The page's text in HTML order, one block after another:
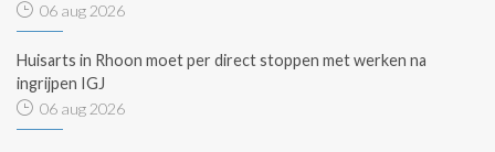
06 aug 2026
Huisarts in Rhoon moet per direct stoppen met werken na
ingrijpen IGJ
06 aug 2026